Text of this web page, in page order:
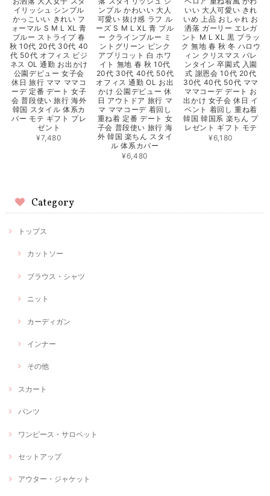
イリッシュ シンプル
かっこいい きれい フ
ォーマル S M L XL 青
ブルー ストライプ 春
秋 10代 20代 30代 40
代 50代 オフィス ビジ
ネス OL 通勤 お出かけ
公園デビュー 女子会
休日 旅行 ママ ママコ
ーデ 定番 デート 女子
会 普段使い 旅行 海外
韓国 スタイル 体系カ
バー モテ ギフト プレ
ゼント
¥7,480
ンプル かわいい 大人
可愛い 抜け感 ラフ ル
ーズ S M L XL 青 ブル
ー クラインブルー ミ
ントグリーン ピンク
アプリコット 白 ホワ
イト 無地 春 秋 10代
20代 30代 40代 50代
オフィス 通勤 OL お出
かけ 公園デビュー 休
日 アウトドア 旅行 マ
マ ママコーデ 着回し
重ね着 定番 デート 女
子会 普段使い 旅行 海
外 韓国 楽ちん スタイ
ル 体系カバー
¥6,480
いい 大人可愛い きれ
いめ 上品 おしゃれ お
洒落 ガーリー エレガ
ント M L XL 黒 ブラッ
ク 無地 春 秋 冬 ハロウ
ィン クリスマス バレ
ンタイン 卒園式 入園
式 謝恩会 10代 20代
30代 40代 50代 ママ
ママコーデ デート お
出かけ 女子会 休日 イ
ベント 着回し 重ね着
韓国 韓国系 楽ちん プ
レゼント ギフト モテ
¥6,180
Category
トップス
カットソー
ブラウス・シャツ
ニット
カーディガン
インナー
その他
スカート
パンツ
ワンピース・サロペット
セットアップ
アウター・ジャケット